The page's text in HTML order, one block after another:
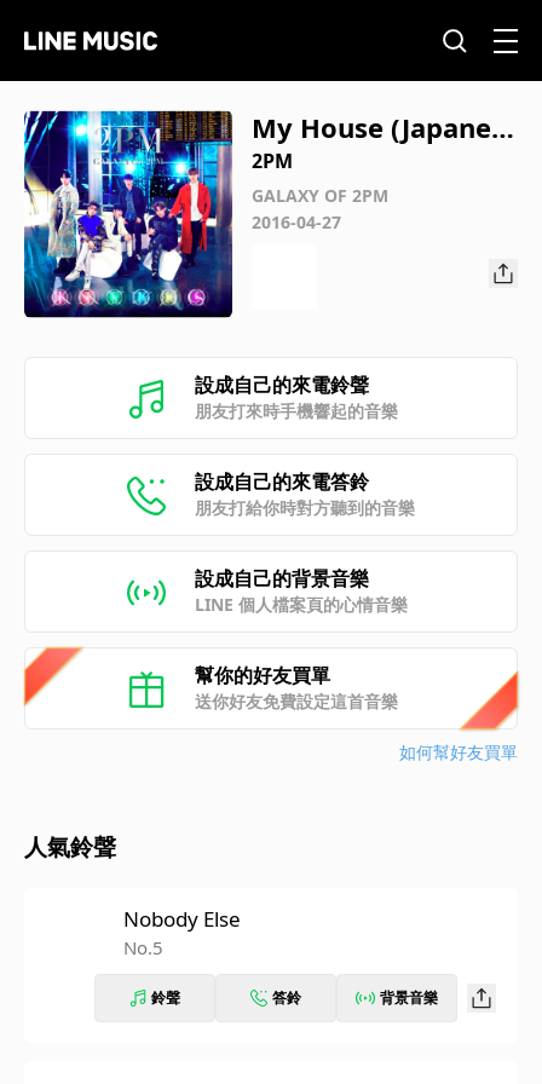
My House (Japanes
e version)
2PM
GALAXY OF 2PM
2016-04-27
設成自己的來電鈴聲
朋友打來時手機響起的音樂
設成自己的來電答鈴
朋友打給你時對方聽到的音樂
設成自己的背景音樂
LINE 個人檔案頁的心情音樂
幫你的好友買單
送你好友免費設定這首音樂
如何幫好友買單
人氣鈴聲
Nobody Else
No.5
鈴聲 答鈴 背景音樂